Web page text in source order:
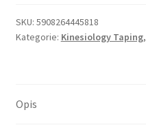
SKU: 5908264445818
Kategorie: Kinesiology Taping,
Opis